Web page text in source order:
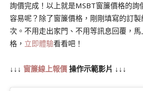
詢價完成！以上就是MSBT窗簾價格的詢
容易呢？除了窗簾價格，剛剛填寫的訂
次。不用走出家門、不用等訊息回覆，
格， 立即體驗看看吧！
↓↓↓ 窗簾線上報價 操作示範影片 ↓↓↓